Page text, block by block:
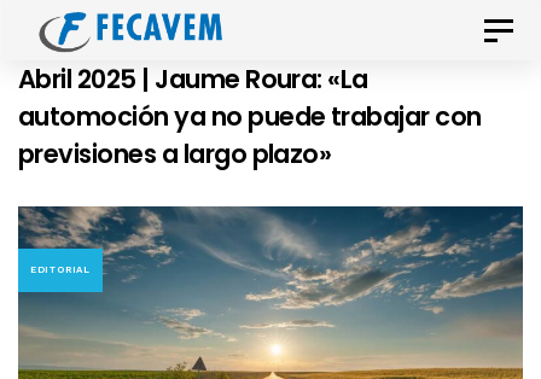
Skip
links
primary
navigation
Skip
content
Toggle
Abril 2025 | Jaume Roura: «La
automoción ya no puede trabajar con
previsiones a largo plazo»
EDITORIAL